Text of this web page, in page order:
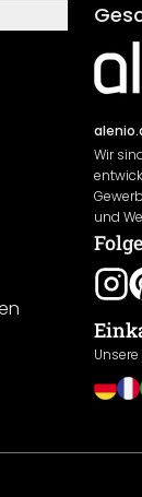
Wir
und